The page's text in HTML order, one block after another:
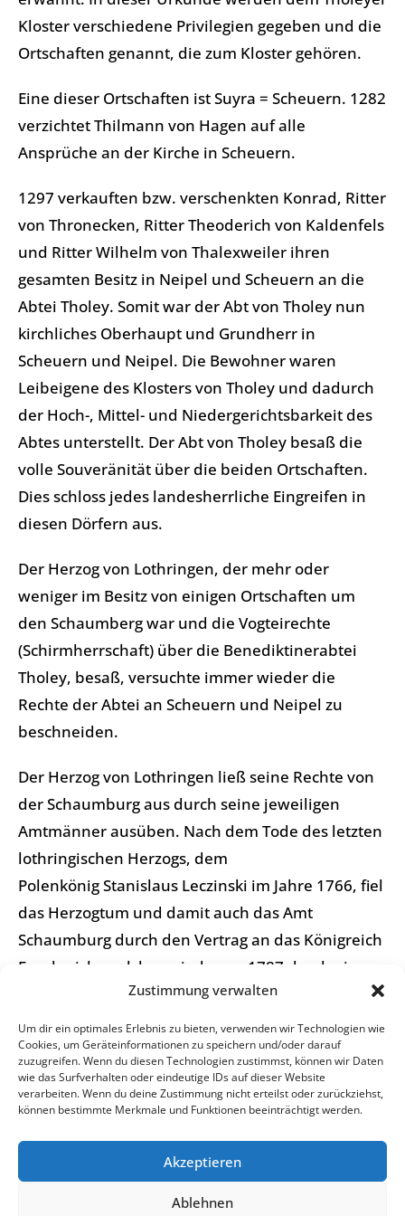
Zustimmung verwalten
Um dir ein optimales Erlebnis zu bieten, verwenden wir Technologien wie
Cookies, um Geräteinformationen zu speichern und/oder darauf
zuzugreifen. Wenn du diesen Technologien zustimmst, können wir Daten
wie das Surfverhalten oder eindeutige IDs auf dieser Website
verarbeiten. Wenn du deine Zustimmung nicht erteilst oder zurückziehst,
können bestimmte Merkmale und Funktionen beeinträchtigt werden.
Akzeptieren
Ablehnen
Kloster verschiedene Privilegien gegeben und die
Ortschaften genannt, die zum Kloster gehören.
Eine dieser Ortschaften ist Suyra = Scheuern. 1282
verzichtet Thilmann von Hagen auf alle
Ansprüche an der Kirche in Scheuern.
1297 verkauften bzw. verschenkten Konrad, Ritter
von Thronecken, Ritter Theoderich von Kaldenfels
und Ritter Wilhelm von Thalexweiler ihren
gesamten Besitz in Neipel und Scheuern an die
Abtei Tholey. Somit war der Abt von Tholey nun
kirchliches Oberhaupt und Grundherr in
Scheuern und Neipel. Die Bewohner waren
Leibeigene des Klosters von Tholey und dadurch
der Hoch-, Mittel- und Niedergerichtsbarkeit des
Abtes unterstellt. Der Abt von Tholey besaß die
volle Souveränität über die beiden Ortschaften.
Dies schloss jedes landesherrliche Eingreifen in
diesen Dörfern aus.
Der Herzog von Lothringen, der mehr oder
weniger im Besitz von einigen Ortschaften um
den Schaumberg war und die Vogteirechte
(Schirmherrschaft) über die Benediktinerabtei
Tholey, besaß, versuchte immer wieder die
Rechte der Abtei an Scheuern und Neipel zu
beschneiden.
Der Herzog von Lothringen ließ seine Rechte von
der Schaumburg aus durch seine jeweiligen
Amtmänner ausüben. Nach dem Tode des letzten
lothringischen Herzogs, dem
Polenkönig Stanislaus Leczinski im Jahre 1766, fiel
das Herzogtum und damit auch das Amt
Schaumburg durch den Vertrag an das Königreich
Frankreich, welches wiederum 1787 durch einen
Tauschvertrag das Amt Schaumburg an
das Herzogtum Pfalz-Zweibrücken abtrat. Hier
verblieb Scheuern bis zu den Wirren
der Französischen Revolution 1793. Durch diese
Revolution verlor die Abtei ihre Rechte an den
Um 1800 wurde Scheuern dem Amt Tholey, nach
1815 der Bürgermeisterei Tholey zugeordnet. Der